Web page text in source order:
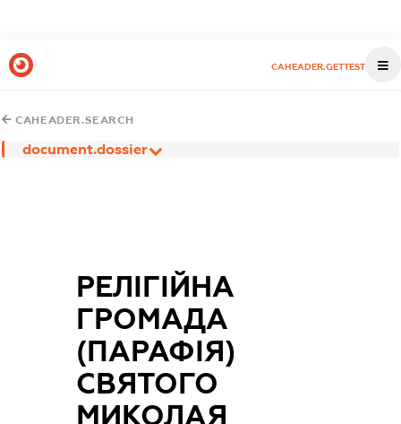
CAHEADER.GETTEST
CAHEADER.SEARCH
document.dossier
РЕЛІГІЙНА
ГРОМАДА
(ПАРАФІЯ)
СВЯТОГО
МИКОЛАЯ